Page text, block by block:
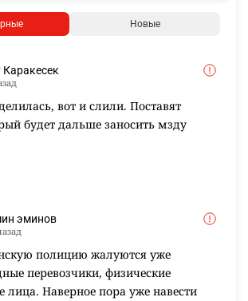
Новые
Каракесек
вот и слили. Поставят
будет дальше заносить мзду
эминов
полицию жалуются уже
перевозчики, физические
лица. Наверное пора уже навести